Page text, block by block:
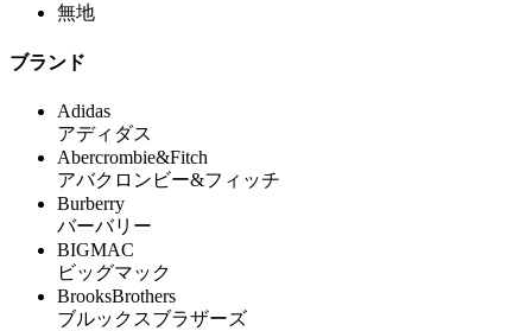
無地
ブランド
Adidas
アディダス
Abercrombie&Fitch
アバクロンビー&フィッチ
Burberry
バーバリー
BIGMAC
ビッグマック
BrooksBrothers
ブルックスブラザーズ